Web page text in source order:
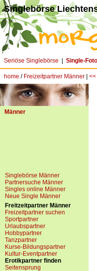
Singlebörse
Seriöse Singlebörse Single-
home / Freizeitpartner Männer
Männer
Singlebörse Männer
Partnersuche Männer
Singles online Männer
Neue Single Männer
Freitzeitpartner Männer
Freizeitpartner suchen
Sportpartner
Urlaubspartner
Hobbypartner
Tanzpartner
Kurse-Bildungspartner
Kultur-Eventpartner
Erotikpartner finden
Seitensprung